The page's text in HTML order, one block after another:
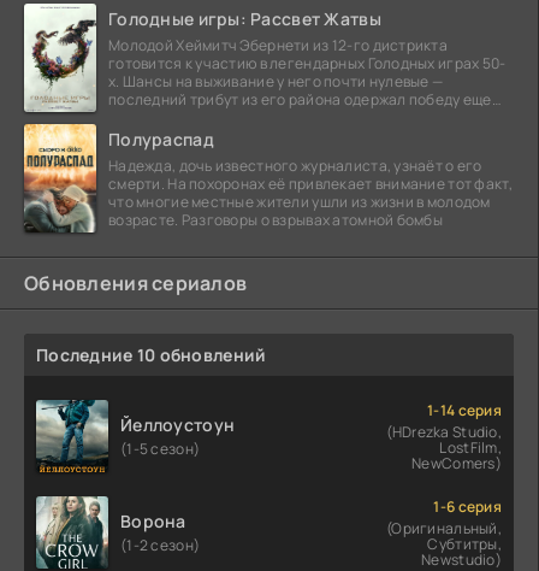
Голодные игры: Рассвет Жатвы
Молодой Хеймитч Эбернети из 12-го дистрикта
готовится к участию в легендарных Голодных играх 50-
х. Шансы на выживание у него почти нулевые —
последний трибут из его района одержал победу еще
Полураспад
Надежда, дочь известного журналиста, узнаёт о его
смерти. На похоронах её привлекает внимание тот факт,
что многие местные жители ушли из жизни в молодом
возрасте. Разговоры о взрывах атомной бомбы
Обновления сериалов
Последние 10 обновлений
Йеллоустоун
(1-5 сезон)
1-14 серия
(HDrezka Studio,
LostFilm,
NewComers)
Ворона
(1-2 сезон)
1-6 серия
(Оригинальный,
Субтитры,
Newstudio)